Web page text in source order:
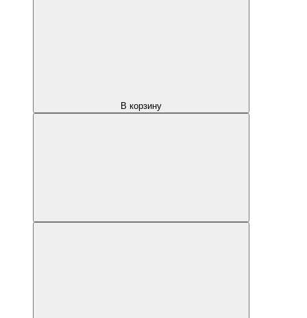
В корзину